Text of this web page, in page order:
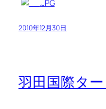
2010年12月30日
羽田国際タ